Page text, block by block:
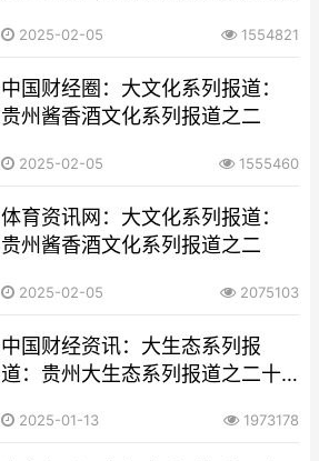
2025-02-05 1554821
中国财经圈：大文化系列报道：
贵州酱香酒文化系列报道之二
2025-02-05 1555460
体育资讯网：大文化系列报道：
贵州酱香酒文化系列报道之二
2025-02-05 2075103
中国财经资讯：大生态系列报
道：贵州大生态系列报道之二十
2025-01-13 1973178